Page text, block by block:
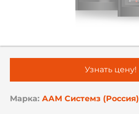
Марка: ААМ Системз (Россия)
Узнать цену!